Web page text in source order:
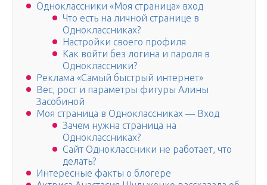
Одноклассники «Моя страница» вход
Что есть на личной странице в
Одноклассниках?
Настройки своего профиля
Как войти без логина и пароля в
Одноклассники?
Реклама «Самый быстрый интернет»
Вес, рост и параметры фигуры Алины
Засобиной
Моя страница в Одноклассниках — Вход
Зачем нужна страница на
Одноклассниках?
Сайт Одноклассники не работает, что
делать?
Интересные факты о блогере